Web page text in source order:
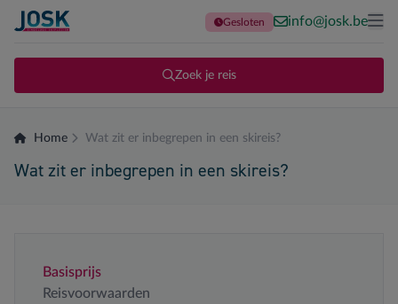
Terug naar de homepage
Gesloten info@josk.be
Zoek je reis
Home Wat zit er inbegrepen in een skireis?
Wat zit er inbegrepen in een skireis?
Basisprijs
Reisvoorwaarden